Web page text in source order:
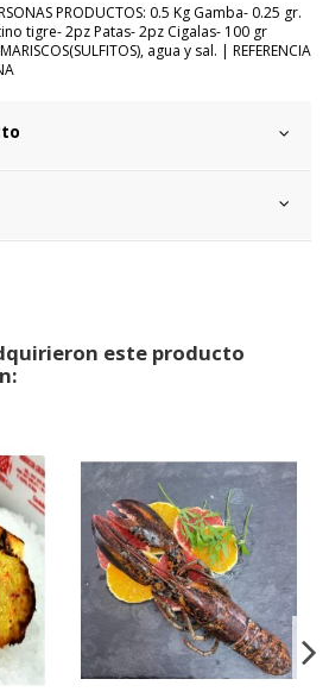
PRODUCTOS: 0.5 Kg Gamba- 0.25 gr.
tigre- 2pz Patas- 2pz Cigalas- 100 gr
agua y sal. | REFERENCIA
este producto